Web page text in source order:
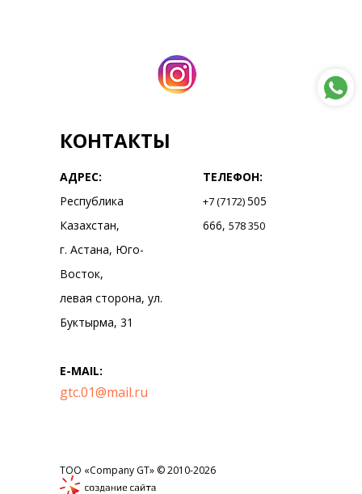
КОНТАКТЫ
АДРЕС:
Республика
Казахстан,
г. Астана, Юго-
Восток,
левая сторона, ул.
Буктырма, 31
E-MAIL:
gtc.01@mail.ru
ТЕЛЕФОН:
+7 (7172)505
666, 578 350
ТОО «Company GT» © 2010-2026